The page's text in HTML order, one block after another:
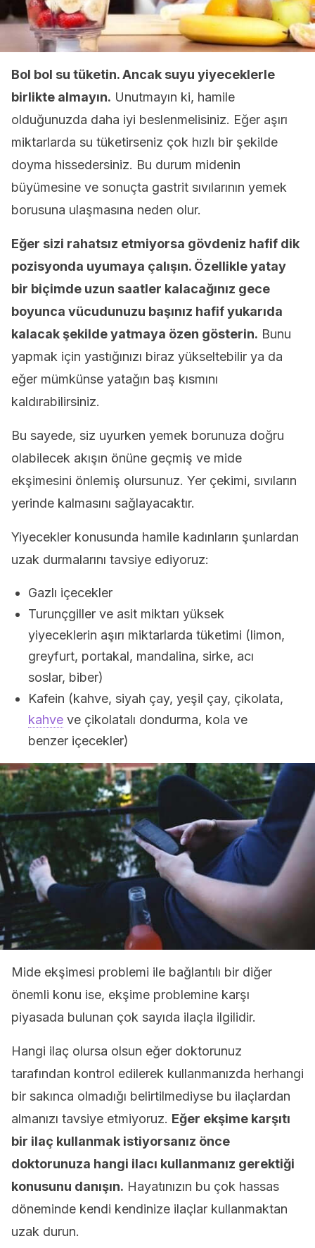
Bol bol su tüketin. Ancak suyu yiyeceklerle
birlikte almayın. Unutmayın ki, hamile
olduğunuzda daha iyi beslenmelisiniz. Eğer aşırı
miktarlarda su tüketirseniz çok hızlı bir şekilde
doyma hissedersiniz. Bu durum midenin
büyümesine ve sonuçta gastrit sıvılarının yemek
borusuna ulaşmasına neden olur.
Eğer sizi rahatsız etmiyorsa gövdeniz hafif dik
pozisyonda uyumaya çalışın. Özellikle yatay
bir biçimde uzun saatler kalacağınız gece
boyunca vücudunuzu başınız hafif yukarıda
kalacak şekilde yatmaya özen gösterin. Bunu
yapmak için yastığınızı biraz yükseltebilir ya da
eğer mümkünse yatağın baş kısmını
kaldırabilirsiniz.
Bu sayede, siz uyurken yemek borunuza doğru
olabilecek akışın önüne geçmiş ve mide
ekşimesini önlemiş olursunuz. Yer çekimi, sıvıların
yerinde kalmasını sağlayacaktır.
Yiyecekler konusunda hamile kadınların şunlardan
uzak durmalarını tavsiye ediyoruz:
Gazlı içecekler
Turunçgiller ve asit miktarı yüksek
yiyeceklerin aşırı miktarlarda tüketimi (limon,
greyfurt, portakal, mandalina, sirke, acı
soslar, biber)
Kafein (kahve, siyah çay, yeşil çay, çikolata,
kahve ve çikolatalı dondurma, kola ve
benzer içecekler)
Mide ekşimesi problemi ile bağlantılı bir diğer
önemli konu ise, ekşime problemine karşı
piyasada bulunan çok sayıda ilaçla ilgilidir.
Hangi ilaç olursa olsun eğer doktorunuz
tarafından kontrol edilerek kullanmanızda herhangi
bir sakınca olmadığı belirtilmediyse bu ilaçlardan
almanızı tavsiye etmiyoruz. Eğer ekşime karşıtı
bir ilaç kullanmak istiyorsanız önce
doktorunuza hangi ilacı kullanmanız gerektiği
konusunu danışın. Hayatınızın bu çok hassas
döneminde kendi kendinize ilaçlar kullanmaktan
uzak durun.